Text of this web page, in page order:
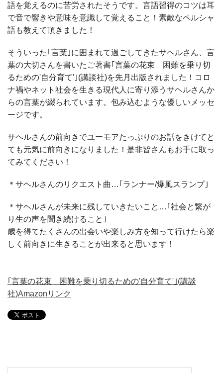
語を覚えるのに苦労されたそうです。言語習得のコツは耳
で音で響きや意味を意識して覚えること！素敵なペルシャ
語も教えて頂きました！
そういった｢言葉｣に囲まれて過ごしてきたサヘルさん、言
葉の大切さんを書いたご著書｢言葉の花束 困難を乗り切
るための'自分育て'｣(講談社)を先月出版されました！コロ
ナ禍やネット社会を生きる現代人に寄り添うサヘルさんか
らの言葉が綴られています。包み込むような優しいメッセ
ージです。
サヘルさんの前向きでユーモアたっぷりのお話をきけてと
ても元気に前向きになりました！是非皆さんもお手に取っ
てみてください！
＊サヘルさんのリクエスト曲…｢ランナー/爆風スランプ｣
＊サヘルさんが未来に残していきたいこと…｢社会と繋が
り生の声を聞き続けること｣
歳を得てたくさんの出会いや楽しみ方を知って行けたら楽
しく前向きに生きることが出来ると思います！
｢言葉の花束 困難を乗り切るための'自分育て'｣(講談
社)Amazonリンク